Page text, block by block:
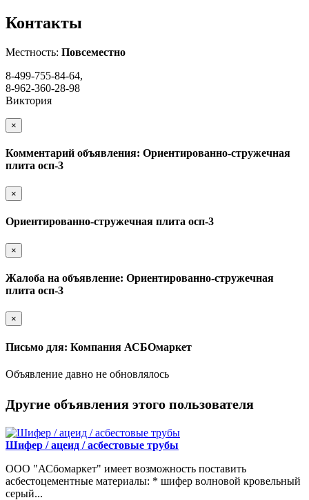
Контакты
Местность: Повсеместно
8-499-755-84-64,
8-962-360-28-98
Виктория
×
Комментарий объявления: Ориентированно-стружечная
плита осп-3
×
Ориентированно-стружечная плита осп-3
×
Жалоба на объявление: Ориентированно-стружечная
плита осп-3
×
Письмо для: Компания АСБОмаркет
Объявление давно не обновлялось
Другие объявления этого пользователя
Шифер / ацеид / асбестовые трубы
ООО "АСбомаркет" имеет возможность поставить
асбестоцементные материалы: * шифер волновой кровельный
серый...